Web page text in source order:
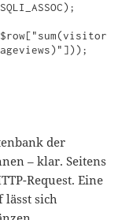
der
– klar. Seitens
Request. Eine
sich